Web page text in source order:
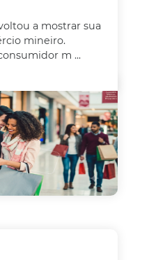
a mostrar sua
mineiro.
m ...